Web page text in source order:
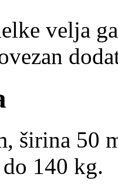
velja
širina 50
140 kg.